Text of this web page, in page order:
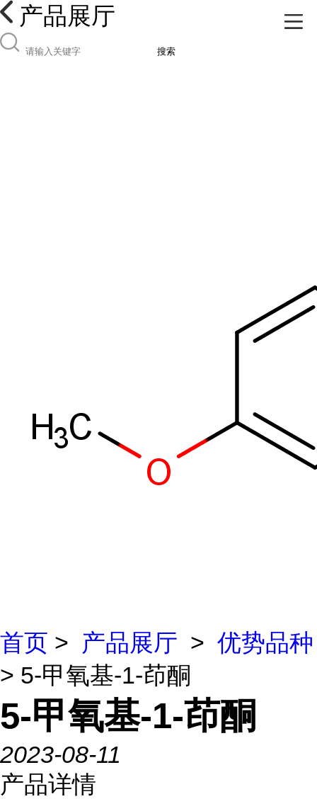
产品展厅
搜索
首页 > 产品展厅 > 优势品种
> 5-甲氧基-1-茚酮
5-甲氧基-1-茚酮
2023-08-11
产品详情